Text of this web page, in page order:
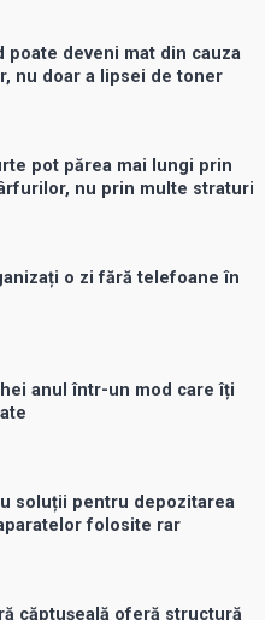
poate deveni mat din cauza
nu doar a lipsei de toner
pot părea mai lungi prin
nu prin multe straturi
o zi fără telefoane în
anul într-un mod care îți
soluții pentru depozitarea
folosite rar
căptușeală oferă structură